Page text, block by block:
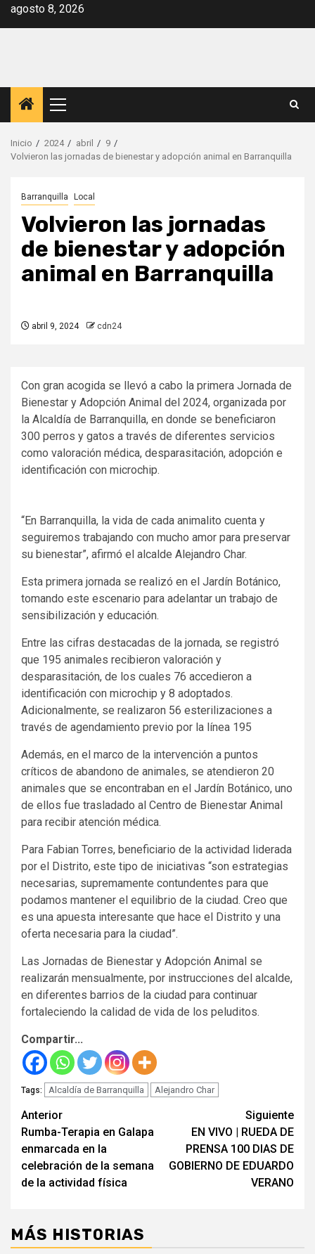
Saltar
agosto 8, 2026
Menú
principal
Inicio 2024 abril
9
Volvieron las jornadas de bienestar y adopción animal en Barranquilla
Barranquilla Local
Volvieron las jornadas
de bienestar y adopción
animal en Barranquilla
abril 9, 2024 cdn24
Con gran acogida se llevó a cabo la primera Jornada de
Bienestar y Adopción Animal del 2024, organizada por
la Alcaldía de Barranquilla, en donde se beneficiaron
300 perros y gatos a través de diferentes servicios
como valoración médica, desparasitación, adopción e
identificación con microchip.
“En Barranquilla, la vida de cada animalito cuenta y
seguiremos trabajando con mucho amor para preservar
su bienestar”, afirmó el alcalde Alejandro Char.
Esta primera jornada se realizó en el Jardín Botánico,
tomando este escenario para adelantar un trabajo de
sensibilización y educación.
Entre las cifras destacadas de la jornada, se registró
que 195 animales recibieron valoración y
desparasitación, de los cuales 76 accedieron a
identificación con microchip y 8 adoptados.
Adicionalmente, se realizaron 56 esterilizaciones a
través de agendamiento previo por la línea 195
Además, en el marco de la intervención a puntos
críticos de abandono de animales, se atendieron 20
animales que se encontraban en el Jardín Botánico, uno
de ellos fue trasladado al Centro de Bienestar Animal
para recibir atención médica.
Para Fabian Torres, beneficiario de la actividad liderada
por el Distrito, este tipo de iniciativas “son estrategias
necesarias, supremamente contundentes para que
podamos mantener el equilibrio de la ciudad. Creo que
es una apuesta interesante que hace el Distrito y una
oferta necesaria para la ciudad”.
Las Jornadas de Bienestar y Adopción Animal se
realizarán mensualmente, por instrucciones del alcalde,
en diferentes barrios de la ciudad para continuar
fortaleciendo la calidad de vida de los peluditos.
Compartir...
Tags: Alcaldía de Barranquilla Alejandro Char
Seguir
leyendo
Anterior
Rumba-Terapia en Galapa
enmarcada en la
celebración de la semana
de la actividad física
Siguiente
EN VIVO | RUEDA DE
PRENSA 100 DIAS DE
GOBIERNO DE EDUARDO
VERANO
MÁS HISTORIAS